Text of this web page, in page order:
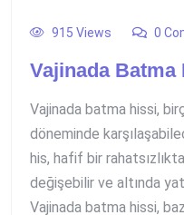
915 Views 0
Vajinada Batma
Vajinada batma hissi,
döneminde
his, hafif bir
değişebilir ve altında
Vajinada batma hissi,